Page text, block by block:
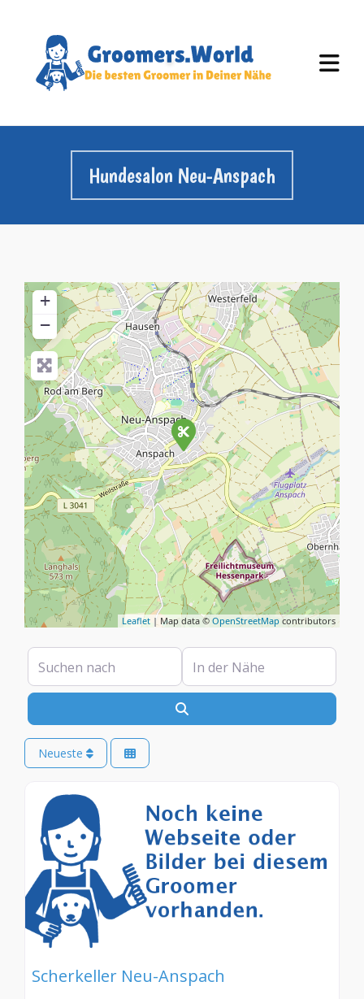
Hundesalon Neu-Anspach
+
−
Leaflet | Map data © OpenStreetMap contributors
Suchen nach In der Nähe
Neueste
Scherkeller Neu-Anspach